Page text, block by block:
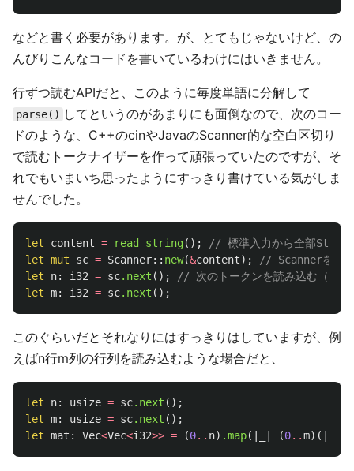
などと書く必要があります。が、とてもじゃないけど、の
んびりこんなコードを書いているわけにはいきません。
行ずつ読むAPIだと、このように毎度単語に分解して
parse() してというのがあまりにも面倒なので、次のコー
ドのような、C++のcinやJavaのScanner的な空白区切り
で読むトークナイザーを作って頑張っていたのですが、そ
れでもいまいち思ったようにすっきり書けている気がしま
せんでした。
let content = read_string();
// 標準入力から全部String
let mut sc = Scanner:: new(&content);
// Scannerを作
let
n: i32 = sc.next ();
// 次のトークンを読み込む（
let m: i32 = sc.next ();
このぐらいだとそれなりにはすっきりはしていますが、例
えばn行m列の行列を読み込むような場合だと、
let n: usize = sc.next ();
let m: usize = sc.next ();
let mat : Vec<Vec<i32>> = (0.. n) .map(| (0..m)(|